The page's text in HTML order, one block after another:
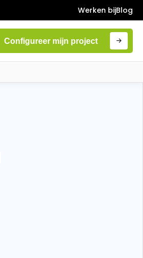
Werken bijBlog
Configureer mijn project